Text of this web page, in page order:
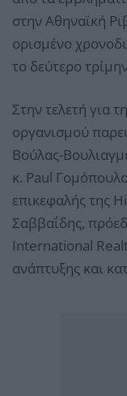
στην Αθηναϊκή
ορισμένο
το δεύτερο
Στην τελετή για
οργανισμού
Βούλας-
κ. Paul
επικεφαλής της
Σαββαΐδης,
International
ανάπτυξης και